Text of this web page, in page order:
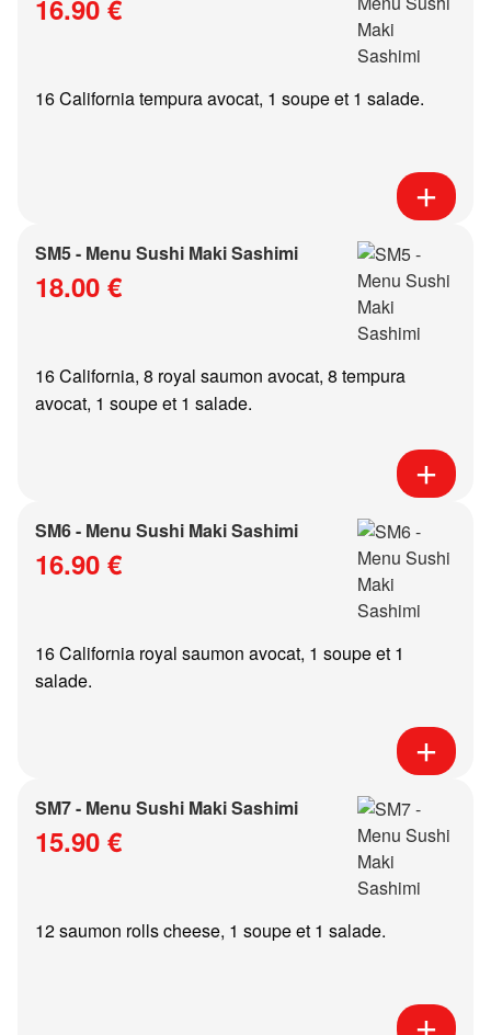
16.90 €
16 California tempura avocat, 1 soupe et 1 salade.
SM5 - Menu Sushi Maki Sashimi
18.00 €
16 California, 8 royal saumon avocat, 8 tempura
avocat, 1 soupe et 1 salade.
SM6 - Menu Sushi Maki Sashimi
16.90 €
16 California royal saumon avocat, 1 soupe et 1
salade.
SM7 - Menu Sushi Maki Sashimi
15.90 €
12 saumon rolls cheese, 1 soupe et 1 salade.